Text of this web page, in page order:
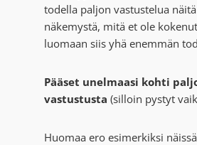
todella paljon vastustelua
näkemystä, mitä et ole
luomaan siis yhä enemmän
Pääset unelmaasi kohti
vastustusta (silloin pystyt
Huomaa ero esimerkiksi